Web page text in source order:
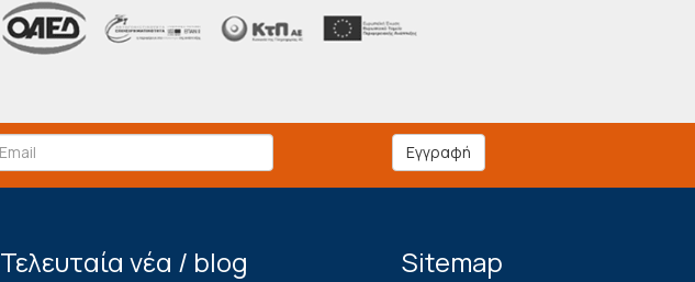
Εγγραφή
Τελευταία νέα / blog Sitemap